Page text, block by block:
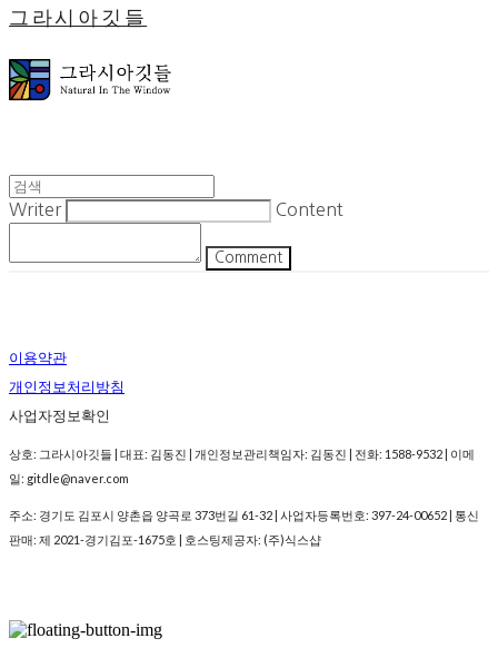
그라시아깃들
Writer Content
Comment
이용약관
개인정보처리방침
사업자정보확인
상호: 그라시아깃들 | 대표: 김동진 | 개인정보관리책임자: 김동진 | 전화: 1588-9532 | 이메
일: gitdle@naver.com
주소: 경기도 김포시 양촌읍 양곡로 373번길 61-32 | 사업자등록번호: 397-24-00652 | 통신
판매: 제 2021-경기김포-1675호 | 호스팅제공자: (주)식스샵